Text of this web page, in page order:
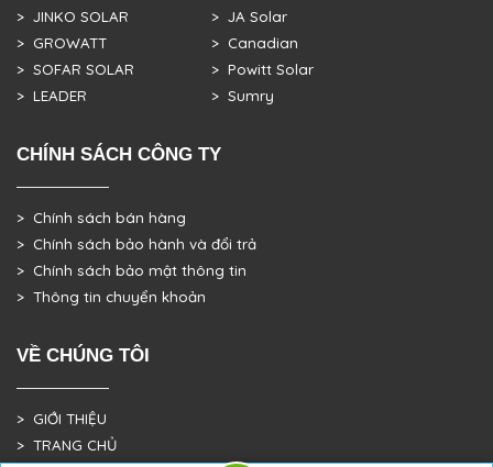
> JINKO SOLAR
> GROWATT
> SOFAR SOLAR
> LEADER
> JA Solar
> Canadian
> Powitt Solar
> Sumry
CHÍNH SÁCH CÔNG TY
> Chính sách bán hàng
> Chính sách bảo hành và đổi trả
> Chính sách bảo mật thông tin
> Thông tin chuyển khoản
VỀ CHÚNG TÔI
> GIỚI THIỆU
> TRANG CHỦ